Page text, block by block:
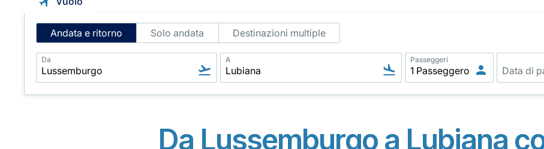
Intelligent
Flight
Search
Andata e ritorno Solo andata Destinazioni multiple
Da A Passeggeri
Da Lussemburgo a Lubiana